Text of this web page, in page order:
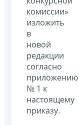
комиссии»
изложить
в
новой
редакции
согласно
приложению
№ 1 к
настоящему
приказу.